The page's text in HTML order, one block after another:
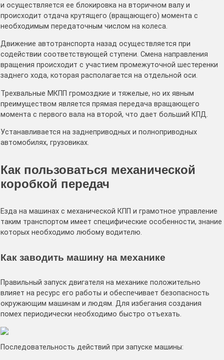
и осуществляется ее блокировка на вторичном валу и
происходит отдача крутящего (вращающего) момента с
необходимым передаточным числом на колеса.
Движение автотранспорта назад осуществляется при
содействии соответствующей ступени. Смена направления
вращения происходит с участием промежуточной шестеренки
заднего хода, которая располагается на отдельной оси.
Трехвальные МКПП громоздкие и тяжелые, но их явным
преимуществом является прямая передача вращающего
момента с первого вала на второй, что дает больший КПД.
Устанавливается на заднеприводных и полноприводных
автомобилях, грузовиках.
Как пользоваться механической
коробкой передач
Езда на машинах с механической КПП и грамотное управление
таким транспортом имеет специфические особенности, знание
которых необходимо любому водителю.
Как заводить машину на механике
Правильный запуск двигателя на механике положительно
влияет на ресурс его работы и обеспечивает безопасность
окружающим машинам и людям. Для избегания создания
помех периодически необходимо быстро отъехать.
Последовательность действий при запуске машины: